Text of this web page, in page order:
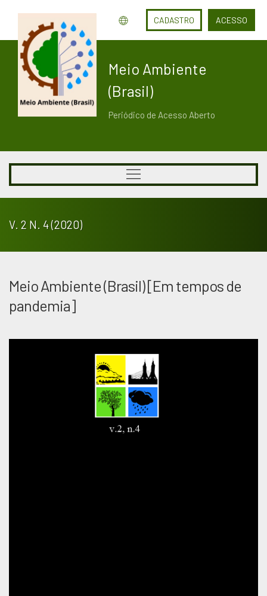
CADASTRO ACESSO
Meio Ambiente
(Brasil)
Periódico de Acesso Aberto
V. 2 N. 4 (2020)
Meio Ambiente (Brasil) [Em tempos de
pandemia]